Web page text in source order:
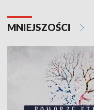
MNIEJSZOŚCI